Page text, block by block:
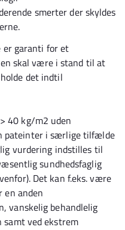
smerter der skyldes
er garanti for et
skal være i stand til at
det indtil
40 kg/m2 uden
pateinter i særlige tilfælde
vurdering indstilles til
sundhedsfaglig
Det kan f.eks. være
anden
vanskelig behandlelig
ved ekstrem